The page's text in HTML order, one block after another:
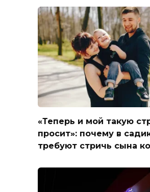
«Теперь и мой такую
просит»: почему в
требуют стричь сына